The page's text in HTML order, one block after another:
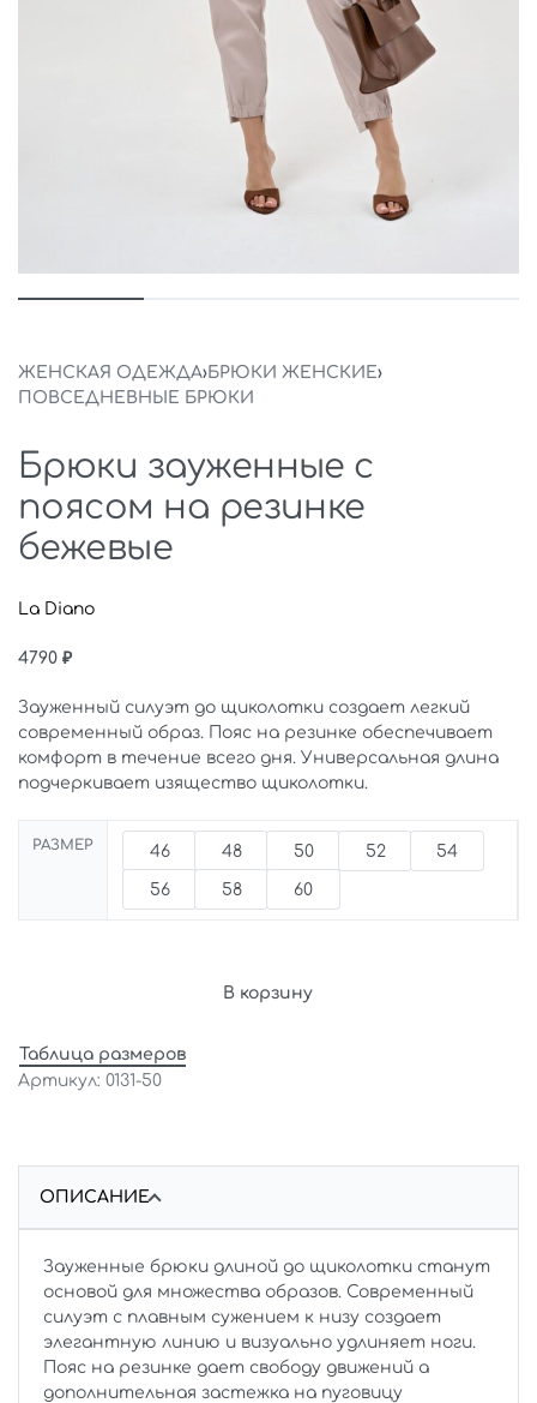
ЖЕНСКАЯ ОДЕЖДА›БРЮКИ ЖЕНСКИЕ›
ПОВСЕДНЕВНЫЕ БРЮКИ
Брюки зауженные с
поясом на резинке
бежевые
La Diano
4790 ₽
Зауженный силуэт до щиколотки создает легкий
современный образ. Пояс на резинке обеспечивает
комфорт в течение всего дня. Универсальная длина
подчеркивает изящество щиколотки.
РАЗМЕР 46 48 50 52 54
56 58 60
В корзину
Таблица размеров
0131-50
ОПИСАНИЕ
Зауженные брюки длиной до щиколотки станут
основой для множества образов. Современный
силуэт с плавным сужением к низу создает
элегантную линию и визуально удлиняет ноги.
Пояс на резинке дает свободу движений а
дополнительная застежка на пуговицу